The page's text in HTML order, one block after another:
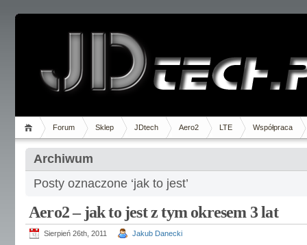
Forum Sklep JDtech Aero2 LTE Współpraca
Archiwum
Posty oznaczone ‘jak to jest’
Aero2 – jak to jest z tym okresem 3 lat
Sierpień 26th, 2011 Jakub Danecki